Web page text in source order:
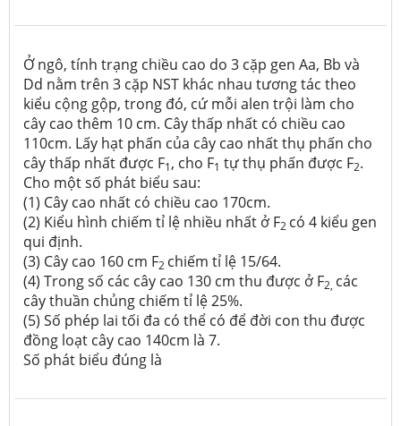
Ở ngô, tính trạng chiều cao do 3 cặp gen Aa, Bb và
Dd nằm trên 3 cặp NST khác nhau tương tác theo
kiểu cộng gộp, trong đó, cứ mỗi alen trội làm cho
cây cao thêm 10 cm. Cây thấp nhất có chiều cao
110cm. Lấy hạt phấn của cây cao nhất thụ phấn cho
cây thấp nhất được F1, cho F1 tự thụ phấn được F2.
Cho một số phát biểu sau:
(1) Cây cao nhất có chiều cao 170cm.
(2) Kiểu hình chiếm tỉ lệ nhiều nhất ở F2 có 4 kiểu gen
qui định.
(3) Cây cao 160 cm F2 chiếm tỉ lệ 15/64.
(4) Trong số các cây cao 130 cm thu được ở F2, các
cây thuần chủng chiếm tỉ lệ 25%.
(5) Số phép lai tối đa có thể có để đời con thu được
đồng loạt cây cao 140cm là 7.
Số phát biểu đúng là